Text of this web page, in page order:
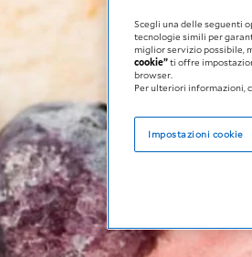
Scegli una delle seguenti
tecnologie simili per
miglior servizio possibile,
cookie”ti offre
browser.
Per ulteriori informazioni,
Impostazioni cookie